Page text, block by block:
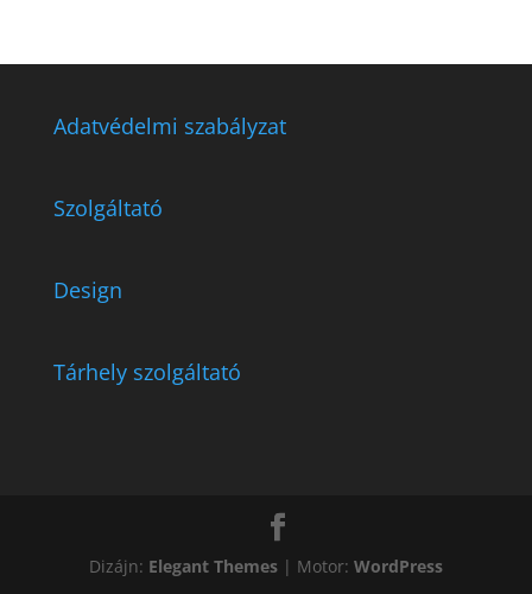
Adatvédelmi szabályzat
Szolgáltató
Design
Tárhely szolgáltató
Dizájn: Elegant Themes| Motor: WordPress